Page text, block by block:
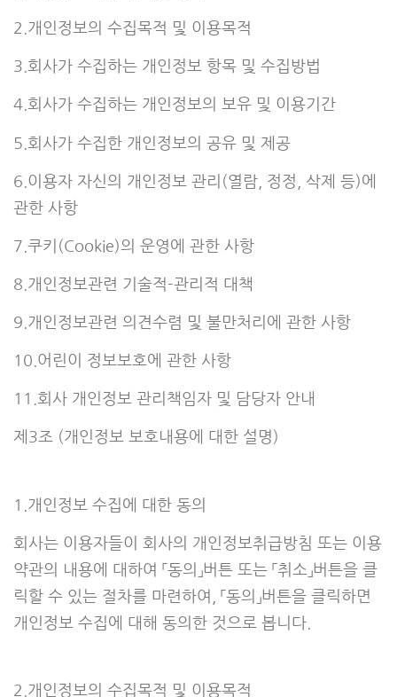
2.개인정보의 수집목적 및 이용목적
3.회사가 수집하는 개인정보 항목 및 수집방법
4.회사가 수집하는 개인정보의 보유 및 이용기간
5.회사가 수집한 개인정보의 공유 및 제공
6.이용자 자신의 개인정보 관리(열람, 정정, 삭제 등)에
관한 사항
7.쿠키(Cookie)의 운영에 관한 사항
8.개인정보관련 기술적-관리적 대책
9.개인정보관련 의견수렴 및 불만처리에 관한 사항
10.어린이 정보보호에 관한 사항
11.회사 개인정보 관리책임자 및 담당자 안내
제3조 (개인정보 보호내용에 대한 설명)
1.개인정보 수집에 대한 동의
회사는 이용자들이 회사의 개인정보취급방침 또는 이용
약관의 내용에 대하여 「동의」버튼 또는 「취소」버튼을 클
릭할 수 있는 절차를 마련하여, 「동의」버튼을 클릭하면
개인정보 수집에 대해 동의한 것으로 봅니다.
2.개인정보의 수집목적 및 이용목적